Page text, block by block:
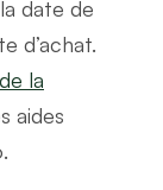
date de
d’achat.
la
aides